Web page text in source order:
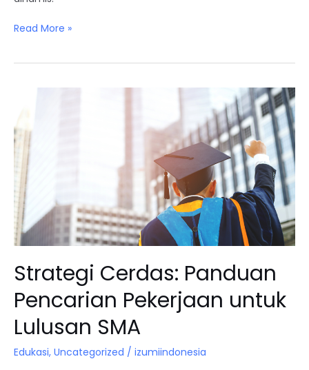
Read More »
Strategi Cerdas: Panduan
Pencarian Pekerjaan untuk
Lulusan SMA
Edukasi, Uncategorized / izumiindonesia
Panduan
Pencarian
Pekerjaan
untuk
Lulusan
SMA